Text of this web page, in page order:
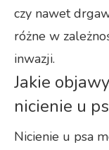
czy nawet
różne w
inwazji.
Jakie
nicienie u
Nicienie u psa